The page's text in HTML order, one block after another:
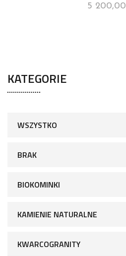
5 200,00
KATEGORIE
WSZYSTKO
BRAK
BIOKOMINKI
KAMIENIE NATURALNE
KWARCOGRANITY